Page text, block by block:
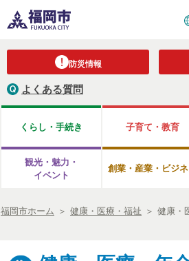
防災情報
よくある質問
くらし・手続き 子育て・教育
観光・魅力・
イベント
創業・産業・ビジ
福岡市ホーム ＞ 健康・医療・福祉 ＞ 健康・